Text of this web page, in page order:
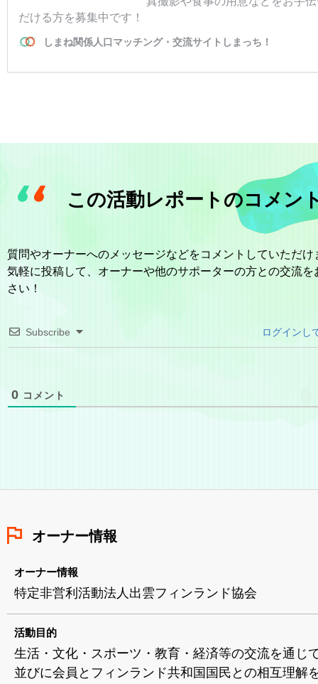
この活動レポートのコメン
質問やオーナーへのメッセージなどをコメントしていただけ
気軽に投稿して、オーナーや他のサポーターの方との交流を
さい！
Subscribe ログインし
0 コメント
オーナー情報
オーナー情報
特定非営利活動法人出雲フィンランド協会
活動目的
生活・文化・スポーツ・教育・経済等の交流を通じ
並びに会員とフィンランド共和国国民との相互理解